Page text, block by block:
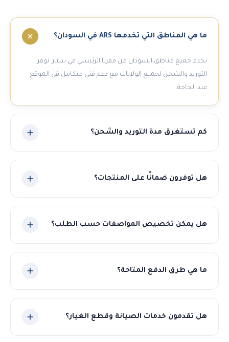
ما هي المناطق التي تخدمها ARS في السودان؟
نخدم جميع مناطق السودان من مقرنا الرئيسي في سنار. نوفر
التوريد والشحن لجميع الولايات مع دعم فني متكامل في الموقع
عند الحاجة.
كم تستغرق مدة التوريد والشحن؟
بالمواعيد المتفق عليها ونوفر تتبعاً مستمراً للشحنة.
هل توفرون ضمانًا على المنتجات؟
هل يمكن تخصيص المواصفات حسب الطلب؟
ما هي طرق الدفع المتاحة؟
هل تقدمون خدمات الصيانة وقطع الغيار؟